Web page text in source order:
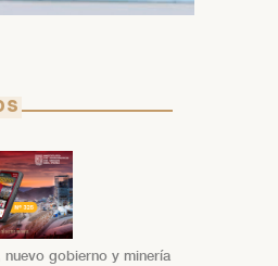
gobierno y minería